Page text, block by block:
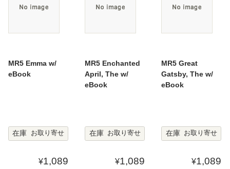
MR5 Emma w/
eBook
在庫 お取り寄せ
¥1,089
MR5 Enchanted
April, The w/
eBook
在庫 お取り寄せ
¥1,089
MR5 Great
Gatsby, The w/
eBook
在庫 お取り寄せ
¥1,089